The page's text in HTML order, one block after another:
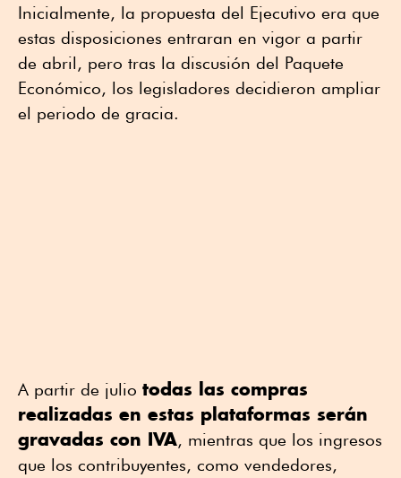
Inicialmente, la propuesta del Ejecutivo era que
estas disposiciones entraran en vigor a partir
de abril, pero tras la discusión del Paquete
Económico, los legisladores decidieron ampliar
el periodo de gracia.
A partir de julio todas las compras
realizadas en estas plataformas serán
gravadas con IVA, mientras que los ingresos
que los contribuyentes, como vendedores,